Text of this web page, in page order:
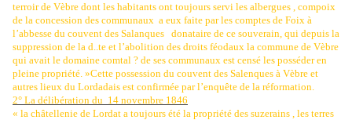
terroir de Vèbre dont les habitants ont toujours servi les albergues , compoix
de la concession des communaux a eux faite par les comptes de Foix à
l’abbesse du couvent des Salanques donataire de ce souverain, qui depuis la
suppression de la d..te et l’abolition des droits féodaux la commune de Vèbre
qui avait le domaine comtal ? de ses communaux est censé les posséder en
pleine propriété. »Cette possession du couvent des Salenques à Vèbre et
autres lieux du Lordadais est confirmée par l’enquête de la réformation.
2° La délibération du 14 novembre 1846
« la châtellenie de Lordat a toujours été la propriété des suzerains , les terres